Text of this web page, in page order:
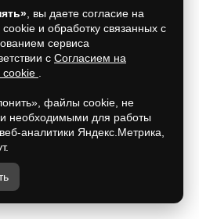
флорентийская(48)
(12)
(0)
Zoe
, вы даете согласие на
и обработку связанных с
сервиса
с Согласием на
cookie
файлы cookie, не
необходимыми для работы
аналитики Яндекс.Метрика,